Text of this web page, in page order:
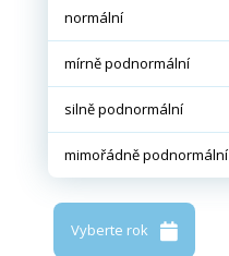
normální
mírně podnormální
silně podnormální
mimořádně podnormální
Vyberte rok